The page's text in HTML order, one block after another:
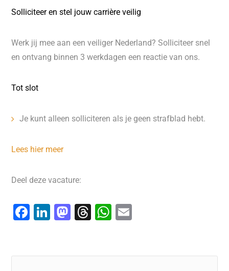
Solliciteer en stel jouw carrière veilig
Werk jij mee aan een veiliger Nederland? Solliciteer snel
en ontvang binnen 3 werkdagen een reactie van ons.
Tot slot
Je kunt alleen solliciteren als je geen strafblad hebt.
Lees hier meer
Deel deze vacature:
F
e
Li
e
M
o
T
a
W
s
l